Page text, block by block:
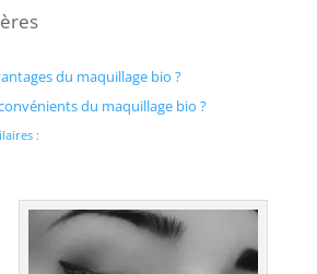
du maquillage bio ?
du maquillage bio ?
: